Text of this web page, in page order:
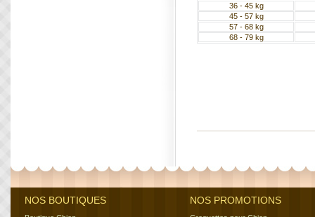
36 - 45 kg
45 - 57 kg
57 - 68 kg
68 - 79 kg
NOS BOUTIQUES NOS PROMOTIONS